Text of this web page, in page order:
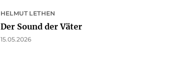
HELMUT LETHEN
Der Sound der Väter
15.05.2026